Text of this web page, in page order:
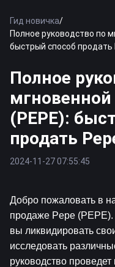
Гид новичка/
Полное руководство по
быстрый способ продать
Полное
(PEPE):
продать
2024-11-27 07:55:45
Добро пожаловать в
продаже Pepe (PEPE).
вы ликвидировать
исследовать
руководство